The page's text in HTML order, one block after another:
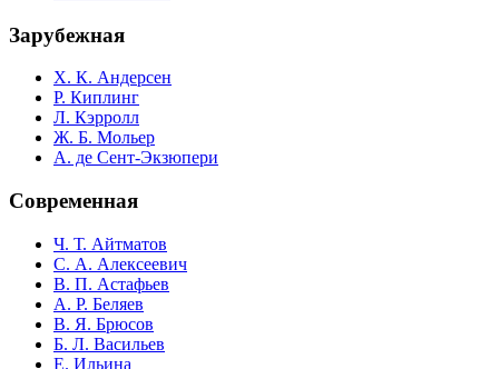
Зарубежная
Х. К. Андерсен
Р. Киплинг
Л. Кэрролл
Ж. Б. Мольер
А. де Сент-Экзюпери
Современная
Ч. Т. Айтматов
С. А. Алексеевич
В. П. Астафьев
А. Р. Беляев
В. Я. Брюсов
Б. Л. Васильев
Е. Ильина